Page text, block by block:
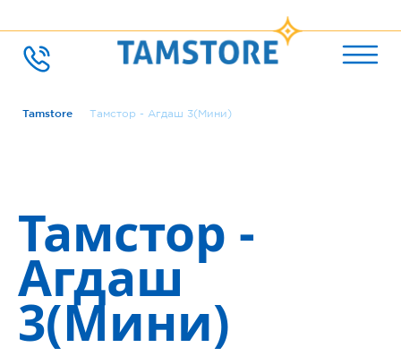
Tamstore Тамстор - Агдаш 3(Мини)
Тамстор -
Агдаш
3(Мини)